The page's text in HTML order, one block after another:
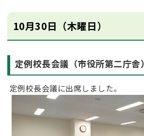
10月30日（木曜日）
定例校長会議（市役所第二庁舎）
定例校長会議に出席しました。